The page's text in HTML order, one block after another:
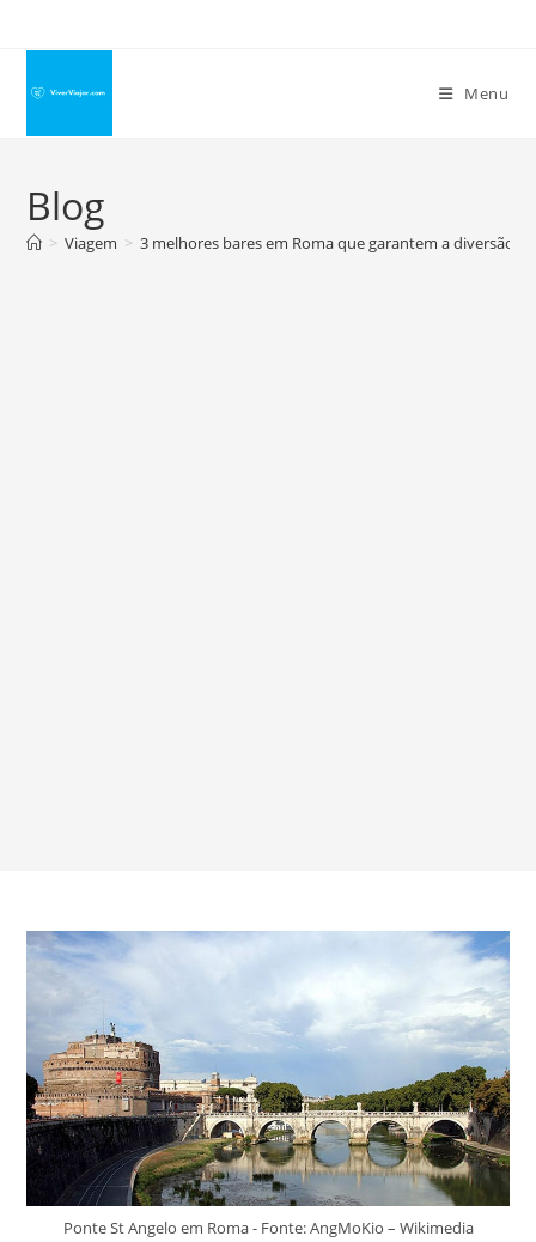
conteúdo
Menu
Blog
> Viagem > 3 melhores bares em Roma que garantem a diversão
Ponte St Angelo em Roma - Fonte: AngMoKio – Wikimedia